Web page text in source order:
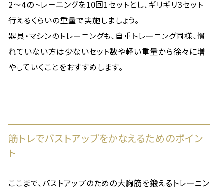
2～4のトレーニングを10回1セットとし、ギリギリ3セット
行えるくらいの重量で実施しましょう。
器具・マシンのトレーニングも、自重トレーニング同様、慣
れていない方は少ないセット数や軽い重量から徐々に増
やしていくことをおすすめします。
筋トレでバストアップをかなえるためのポイン
ト
ここまで、バストアップのための大胸筋を鍛えるトレーニン